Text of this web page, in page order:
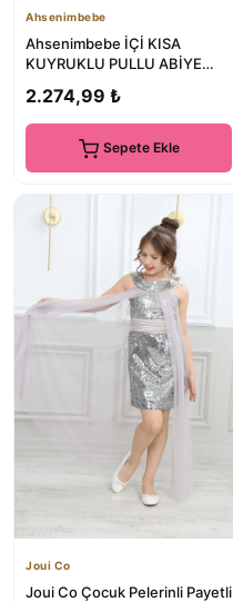
Ahsenimbebe
Ahsenimbebe İÇİ KISA
KUYRUKLU PULLU ABİYE
2.274,99 ₺
Sepete Ekle
Joui Co
Joui Co Çocuk Pelerinli Payetli